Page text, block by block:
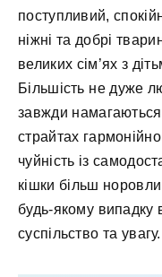
поступливий,
ніжні та добрі
великих сім’ях з
Більшість не дуже
завжди
страйтах
чуйність із
кішки більш
будь-якому випадку
суспільство та увагу.